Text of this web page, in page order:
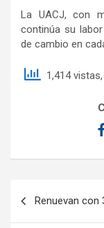
La UACJ, con
continúa su
de cambio en
1,414
Renuevan con